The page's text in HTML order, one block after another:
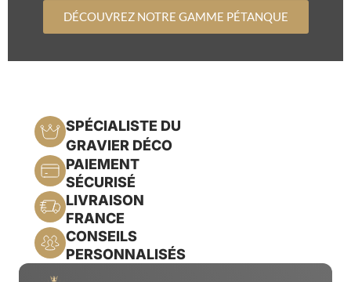
DÉCOUVREZ NOTRE GAMME PÉTANQUE
SPÉCIALISTE DU
GRAVIER DÉCO
PAIEMENT
SÉCURISÉ
LIVRAISON
FRANCE
CONSEILS
PERSONNALISÉS